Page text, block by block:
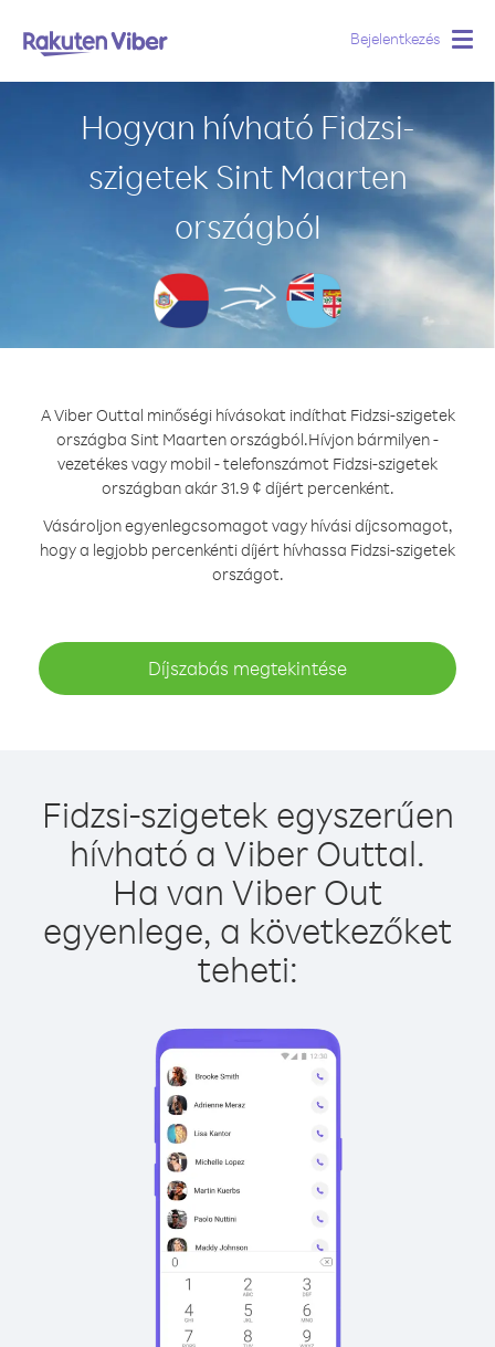
Bejelentkezés
Hogyan hívható Fidzsi-
szigetek Sint Maarten
országból
A Viber Outtal minőségi hívásokat indíthat Fidzsi-szigetek
országba Sint Maarten országból.Hívjon bármilyen -
vezetékes vagy mobil - telefonszámot Fidzsi-szigetek
országban akár 31.9 ¢ díjért percenként.
Vásároljon egyenlegcsomagot vagy hívási díjcsomagot,
hogy a legjobb percenkénti díjért hívhassa Fidzsi-szigetek
országot.
Díjszabás megtekintése
Fidzsi-szigetek egyszerűen
hívható a Viber Outtal.
Ha van Viber Out
egyenlege, a következőket
teheti: